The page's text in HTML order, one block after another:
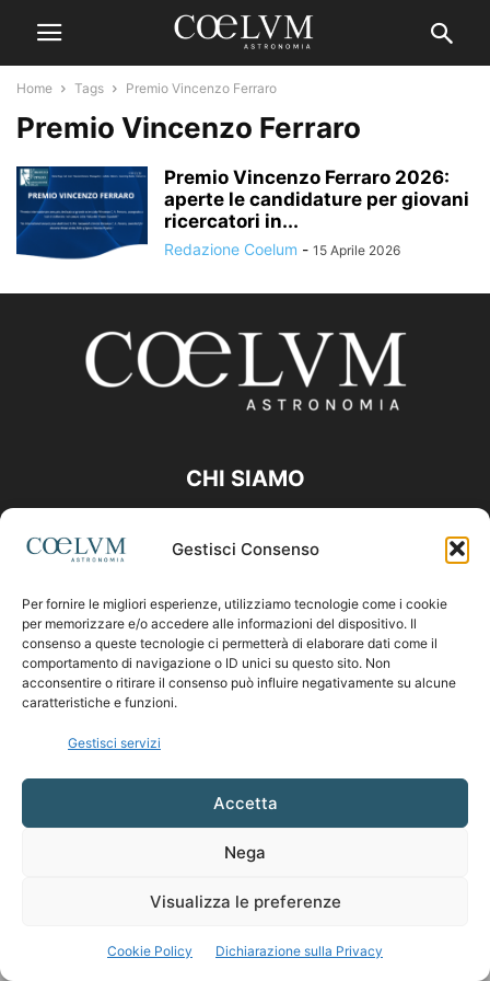
Gestisci Consenso
Per fornire le migliori esperienze, utilizziamo tecnologie come i cookie
per memorizzare e/o accedere alle informazioni del dispositivo. Il
consenso a queste tecnologie ci permetterà di elaborare dati come il
comportamento di navigazione o ID unici su questo sito. Non
acconsentire o ritirare il consenso può influire negativamente su alcune
caratteristiche e funzioni.
Gestisci servizi
Accetta
Nega
Visualizza le preferenze
Cookie Policy Dichiarazione sulla Privacy
Home Tags Premio Vincenzo Ferraro
Premio Vincenzo Ferraro
Premio Vincenzo Ferraro 2026:
aperte le candidature per giovani
ricercatori in...
Redazione Coelum - 15 Aprile 2026
CHI SIAMO
Contattaci:coelumastro@coelum.com
SEGUICI